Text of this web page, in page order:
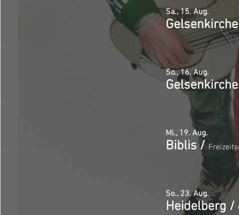
Sa., 15. Aug.
So., 16. Aug.
Mi., 19. Aug.
Biblis/
So., 23. Aug.
Heidelberg /